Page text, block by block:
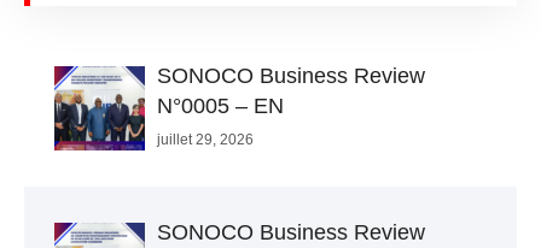
SONOCO Business Review
N°0005 – EN
juillet 29, 2026
SONOCO Business Review